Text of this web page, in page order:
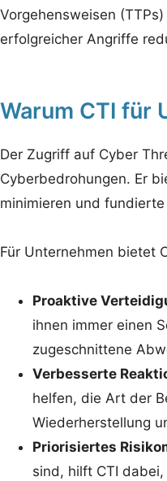
Vorgehensweisen
erfolgreicher Angriffe
Warum CTI für
Der Zugriff auf Cyber
Cyberbedrohungen. Er
minimieren und
Für Unternehmen bietet
Proaktive
ihnen immer einen
zugeschnittene
Verbesserte
helfen, die Art der
Wiederherstellung
Priorisiertes
sind, hilft CTI